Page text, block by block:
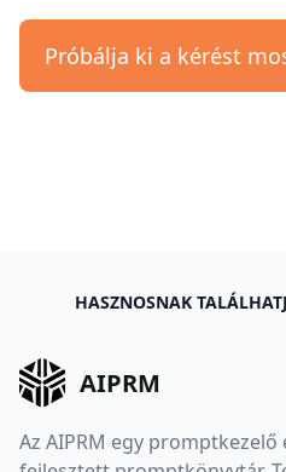
Próbálja ki a kérést
HASZNOSNAK
AIPRM
Az AIPRM egy